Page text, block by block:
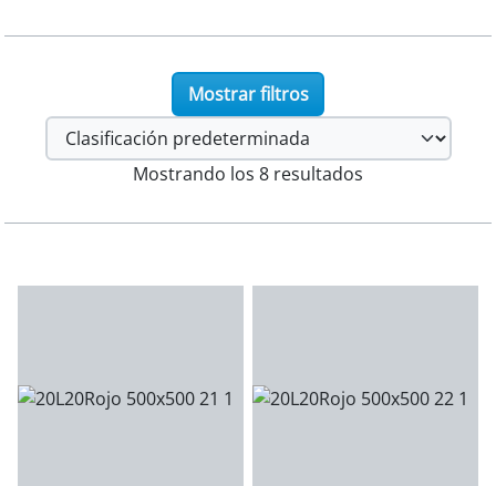
Mostrar filtros
Mostrando los 8 resultados